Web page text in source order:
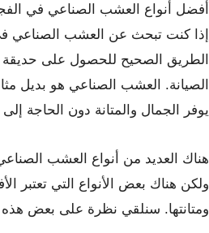
أفضل أنواع العشب الصناعي في
إذا كنت تبحث عن العشب الصناعي
الطريق الصحيح للحصول على
الصيانة. العشب الصناعي هو بديل
يوفر الجمال والمتانة دون الحاجة إلى
هناك العديد من أنواع العشب
ولكن هناك بعض الأنواع التي تعتبر
ومتانتها. سنلقي نظرة على بعض هذه